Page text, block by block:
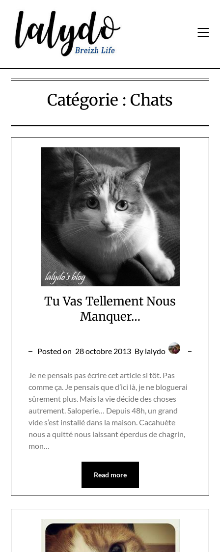
content
Catégorie : Chats
Tu Vas Tellement Nous
Manquer…
Posted on 28 octobre 2013 By lalydo
Je ne pensais pas écrire cet article si tôt. Pas
comme ça. Je pensais que d’ici là, je ne bloguerai
sûrement plus. Mais la vie décide des choses
autrement. Saloperie… Depuis 48h, un grand
vide s’est installé dans la maison. Cacahuète
nous a quitté nous laissant éperdus de chagrin,
mon…
Read more